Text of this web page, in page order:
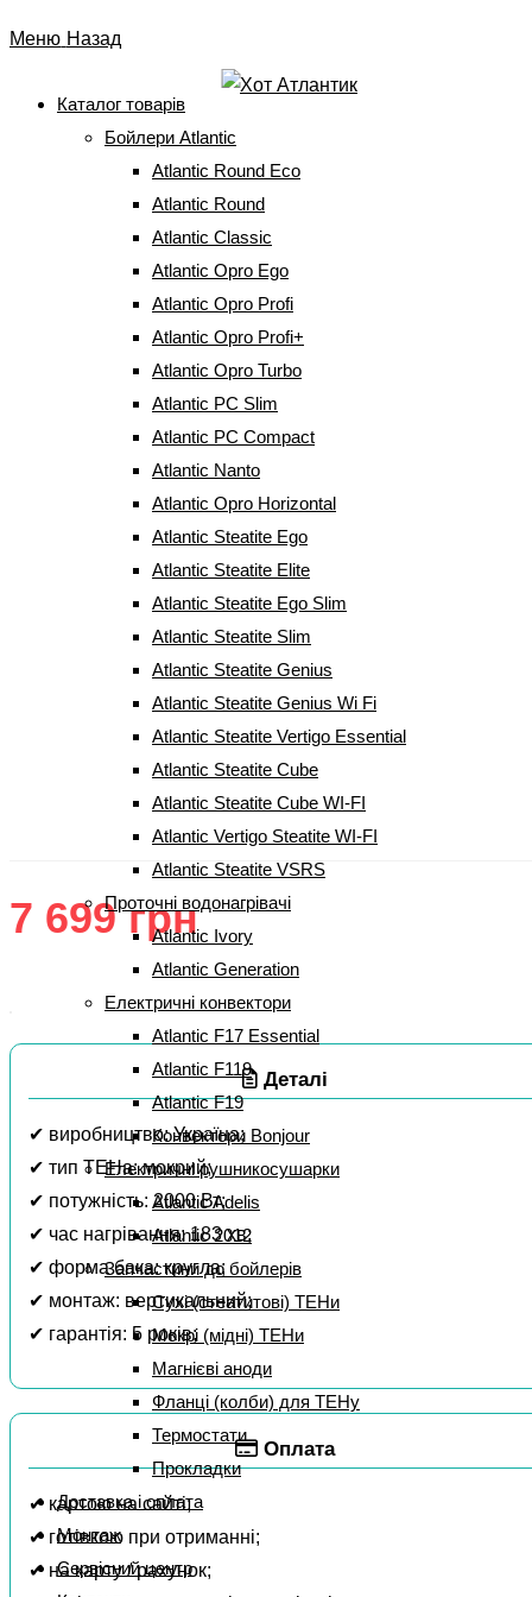
Меню Назад
Каталог товарів
Бойлери Atlantic
Atlantic Round Eco
Atlantic Round
Atlantic Classic
Atlantic Opro Ego
Atlantic Opro Profi
Atlantic Opro Profi+
Atlantic Opro Turbo
Atlantic PC Slim
Atlantic PC Compact
Atlantic Nanto
Atlantic Opro Horizontal
Atlantic Steatite Ego
Atlantic Steatite Elite
Atlantic Steatite Ego Slim
Atlantic Steatite Slim
Atlantic Steatite Genius
Atlantic Steatite Genius Wi Fi
Atlantic Steatite Vertigo Essential
Atlantic Steatite Cube
Atlantic Steatite Cube WI-FI
Atlantic Vertigo Steatite WI-FI
Atlantic Steatite VSRS
Проточні водонагрівачі
Atlantic Ivory
Atlantic Generation
Електричні конвектори
Atlantic F17 Essential
Atlantic F119
Atlantic F19
Конвектори Bonjour
Електричні рушникосушарки
Atlantic Adelis
Atlantic 2012
Запчастини до бойлерів
Сухі (стеатитові) ТЕНи
Мокрі (мідні) ТЕНи
Магнієві аноди
Фланці (колби) для ТЕНу
Термостати
Прокладки
Доставка і оплата
Монтаж
Сервісний центр
Бойлер Atlantic O`PRO
Profi+VM 100 D400-1-М
2000W (31416900)
O`PRO Profi+VM 100 D400-1-М 2000W (31416900)
Бойлер Atlantic O`PRO Profi+VM
100 D400-1-М 2000W (31416900)
Рейтинг5.00з 5 на основі опитування
відгуки покупців)
7 699грн
Деталі
✔ виробництво: Україна;
✔ тип ТЕНа: мокрий;
✔ потужність: 2000 Вт;
✔ час нагрівання: 183 хв;
✔ форма бака: кругла;
✔ монтаж: вертикальний;
✔ гарантія: 5 років;
Оплата
✔ картою на сайті;
✔ готівкою при отриманні;
✔ на карту / рахунок;